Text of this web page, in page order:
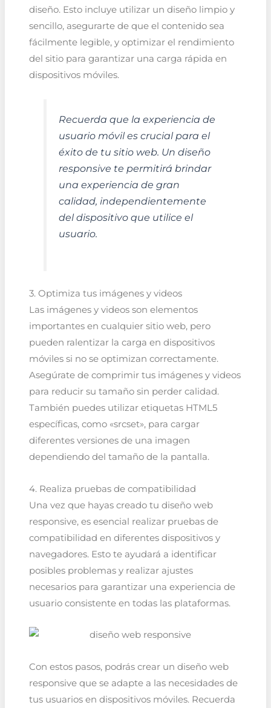
diseño. Esto incluye utilizar un diseño limpio y
sencillo, asegurarte de que el contenido sea
fácilmente legible, y optimizar el rendimiento
del sitio para garantizar una carga rápida en
dispositivos móviles.
Recuerda que la experiencia de
usuario móvil es crucial para el
éxito de tu sitio web. Un diseño
responsive te permitirá brindar
una experiencia de gran
calidad, independientemente
del dispositivo que utilice el
usuario.
3. Optimiza tus imágenes y videos
Las imágenes y videos son elementos
importantes en cualquier sitio web, pero
pueden ralentizar la carga en dispositivos
móviles si no se optimizan correctamente.
Asegúrate de comprimir tus imágenes y videos
para reducir su tamaño sin perder calidad.
También puedes utilizar etiquetas HTML5
específicas, como «srcset», para cargar
diferentes versiones de una imagen
dependiendo del tamaño de la pantalla.
4. Realiza pruebas de compatibilidad
Una vez que hayas creado tu diseño web
responsive, es esencial realizar pruebas de
compatibilidad en diferentes dispositivos y
navegadores. Esto te ayudará a identificar
posibles problemas y realizar ajustes
necesarios para garantizar una experiencia de
usuario consistente en todas las plataformas.
Con estos pasos, podrás crear un diseño web
responsive que se adapte a las necesidades de
tus usuarios en dispositivos móviles. Recuerda